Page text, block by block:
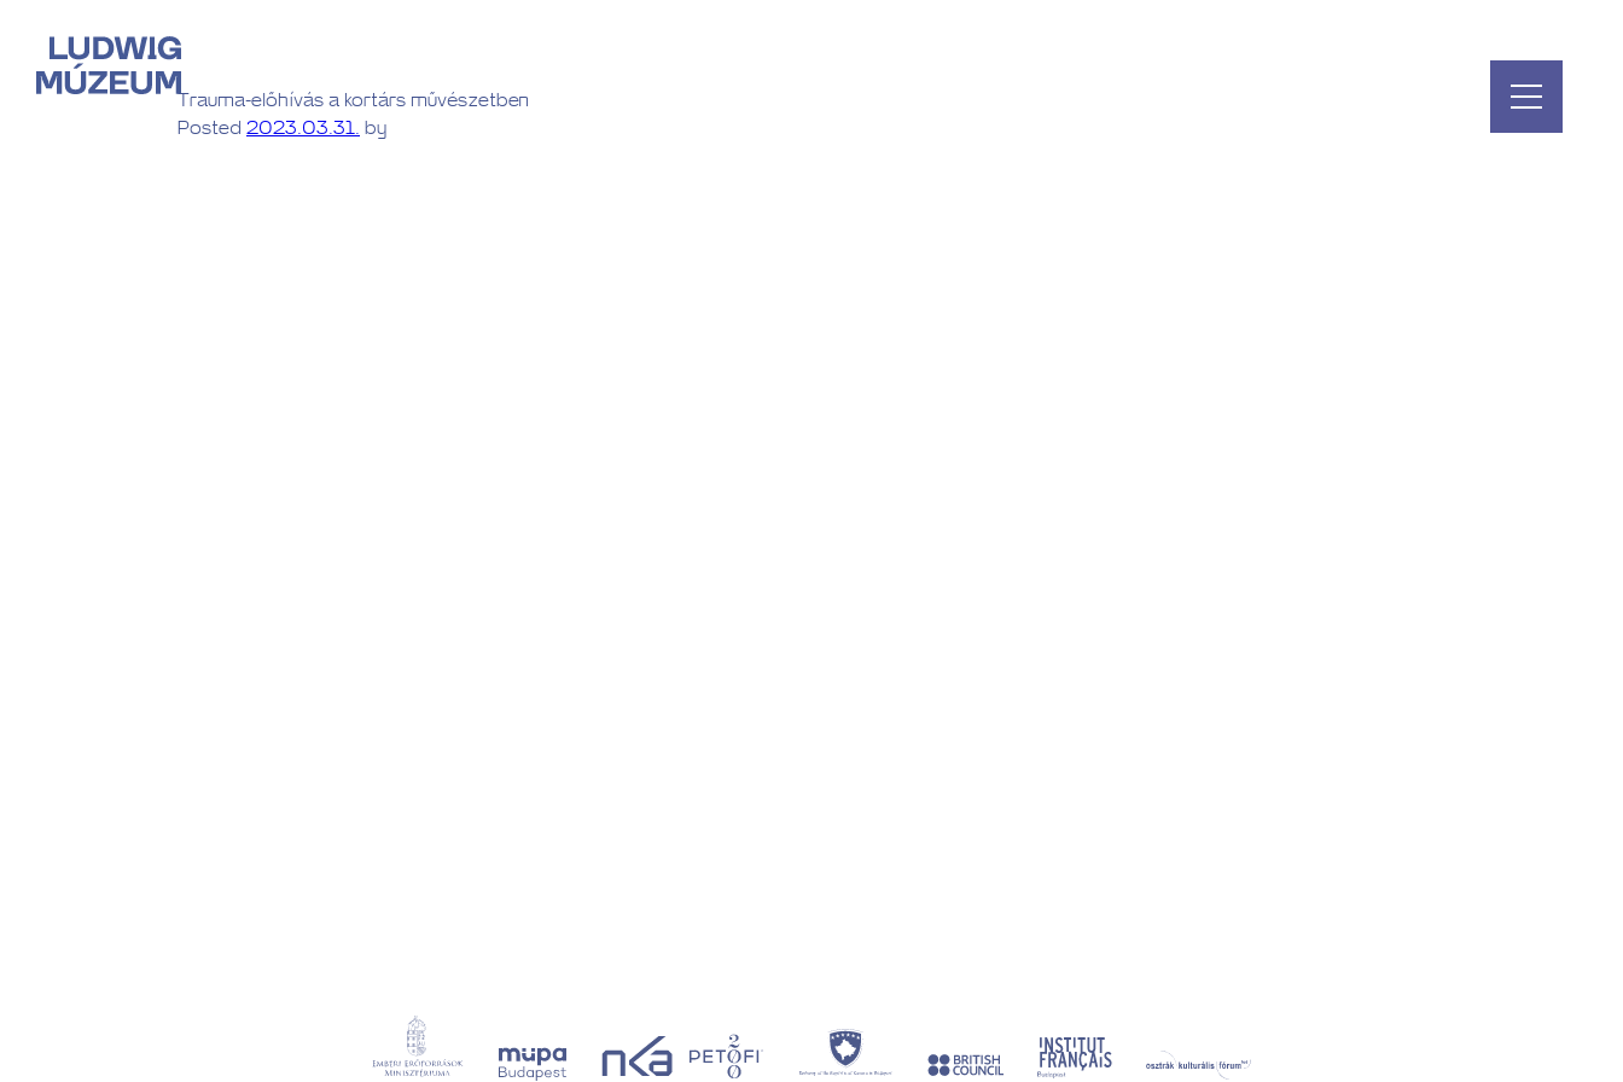
Trauma-előhívás a kortárs művészetben
Posted 2023.03.31. by